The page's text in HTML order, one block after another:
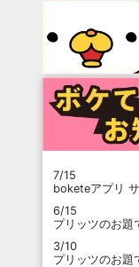
7/15
boketeアプリ
6/15
プリッツのお題
3/10
プリッツのお題